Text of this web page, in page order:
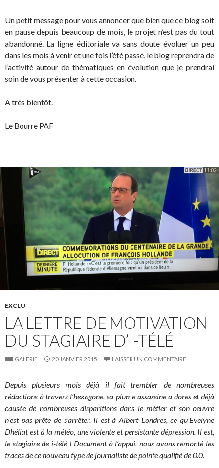
Un petit message pour vous annoncer que bien que ce blog soit
en pause depuis beaucoup de mois, le projet n’est pas du tout
abandonné. La ligne éditoriale va sans doute évoluer un peu
dans les mois à venir et une fois l’été passé, le blog reprendra de
l’activité autour de thématiques en évolution que je prendrai
soin de vous présenter à cette occasion.
A très bientôt.
Le Bourre PAF
EXCLU
LA LETTRE DE MOTIVATION
DU STAGIAIRE D’I-TÉLÉ
GALERIE 20 JANVIER 2015 LAISSER UN COMMENTAIRE
Depuis plusieurs mois déjà il fait trembler de nombreuses
rédactions à travers l’hexagone, sa plume assassine a dores et déjà
causée de nombreuses disparitions dans le métier et son oeuvre
n’est pas prête de s’arrêter. Il est à Albert Londres, ce qu’Evelyne
Dhéliat est à la météo, une violente et persistante dépression. Il est,
le stagiaire de i-télé ! Document à l’appui, nous avons remonté les
traces de ce nouveau type de journaliste de pointe qualifié de 0.0.